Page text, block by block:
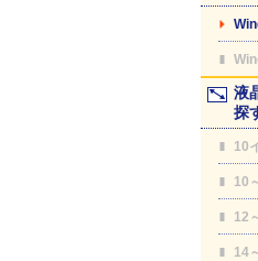
液
探
10
10
12
14